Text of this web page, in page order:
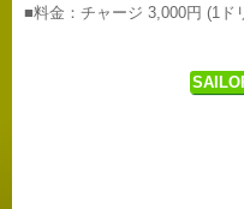
■料金：チャージ 3,000円 (1ド